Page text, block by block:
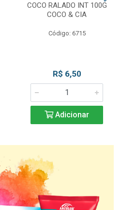
COCO RALADO INT 100G
COCO & CIA
Código: 6715
R$ 6,50
Adicionar